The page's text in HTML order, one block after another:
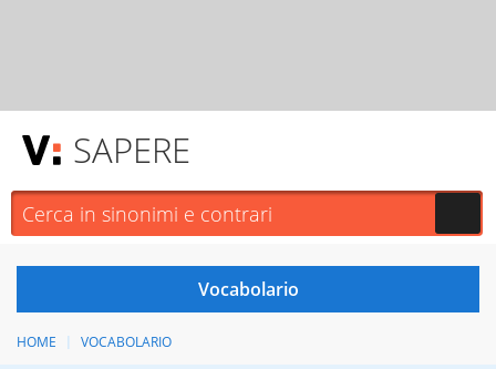
SAPERE
HOME VOCABOLARIO